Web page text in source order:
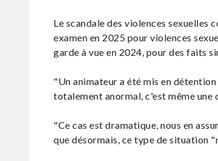
Le scandale des violences sexuelles
examen en 2025 pour violences
garde à vue en 2024, pour des faits
"Un animateur a été mis en
totalement anormal, c'est même une
"Ce cas est dramatique, nous en
que désormais, ce type de situation